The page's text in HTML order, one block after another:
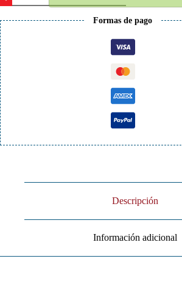
White
cantidad
Formas de pago
Descripción
Información adicional